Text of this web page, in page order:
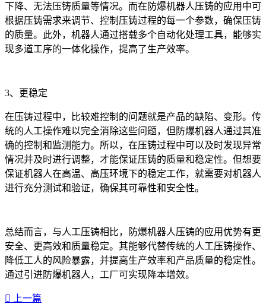
下降、无法压铸质量等情况。而在防爆机器人压铸的应用中可
根据压铸需求来调节、控制压铸过程的每一个参数，确保压铸
的质量。此外，机器人通过搭载多个自动化处理工具，能够实
现多道工序的一体化操作，提高了生产效率。
3、更稳定
在压铸过程中，比较难控制的问题就是产品的缺陷、变形。传
统的人工操作难以完全消除这些问题，但防爆机器人通过其准
确的控制和监测能力。所以，在压铸过程中可以及时发现异常
情况并及时进行调整，才能保证压铸的质量和稳定性。但想要
保证机器人在高温、高压环境下的稳定工作，就需要对机器人
进行充分测试和验证，确保其可靠性和安全性。
总结而言，与人工压铸相比，防爆机器人压铸的应用优势有更
安全、更高效和质量稳定。其能够代替传统的人工压铸操作、
降低工人的风险暴露，并提高生产效率和产品质量的稳定性。
通过引进防爆机器人，工厂可实现降本增效。‍
上一篇